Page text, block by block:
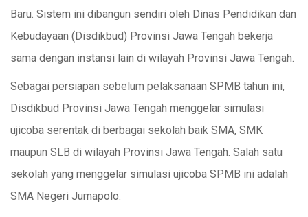
Baru. Sistem ini dibangun sendiri oleh Dinas Pendidikan dan
Kebudayaan (Disdikbud) Provinsi Jawa Tengah bekerja
sama dengan instansi lain di wilayah Provinsi Jawa Tengah.
Sebagai persiapan sebelum pelaksanaan SPMB tahun ini,
Disdikbud Provinsi Jawa Tengah menggelar simulasi
ujicoba serentak di berbagai sekolah baik SMA, SMK
maupun SLB di wilayah Provinsi Jawa Tengah. Salah satu
sekolah yang menggelar simulasi ujicoba SPMB ini adalah
SMA Negeri Jumapolo.